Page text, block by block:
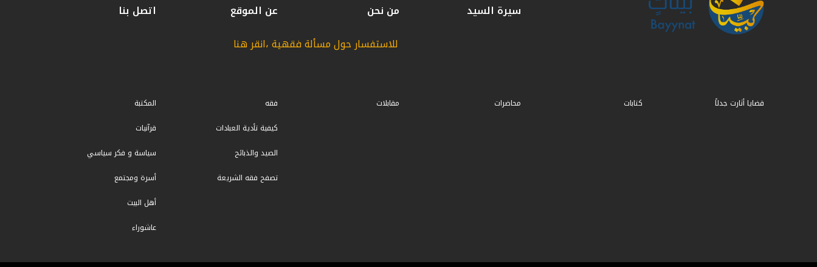
سيرة السيد من نحن عن الموقع
اتصل بنا
للاستفسار حول مسألة فقهية ،انقر هنا
قضايا أثارت جدلاً كتابات محاضرات مقابلات
فقه
كيفية تأدية العبادات
الصيد والذبائح
تصفح فقه الشريعة
المكتبة
قرآنيات
سياسة و فكر سياسي
أسرة ومجتمع
أهل البيت
عاشوراء